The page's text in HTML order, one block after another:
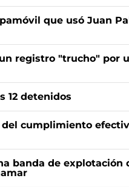
que usó Juan
registro "trucho" por
12 detenidos
cumplimiento
banda de explotación